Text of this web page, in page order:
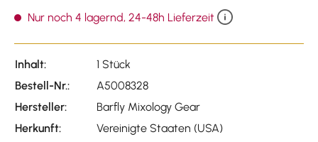
Nur noch 4 lagernd, 24-48h Lieferzeit
Inhalt:
1 Stück
Bestell-Nr.:
A5008328
Hersteller:
Barfly Mixology Gear
Herkunft:
Vereinigte Staaten (USA)